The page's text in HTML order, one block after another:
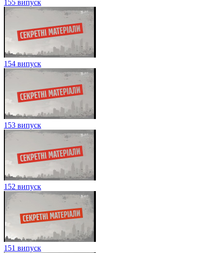
155 випуск
154 випуск
153 випуск
152 випуск
151 випуск